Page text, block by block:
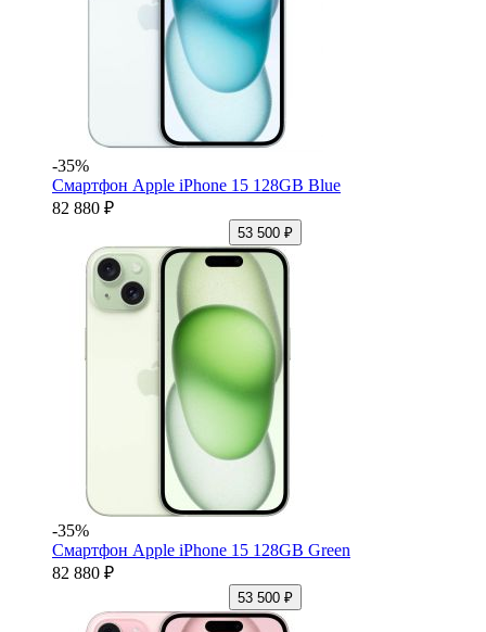
-35%
Смартфон Apple iPhone 15 128GB Blue
82 880 ₽
53 500 ₽
-35%
Смартфон Apple iPhone 15 128GB Green
82 880 ₽
53 500 ₽